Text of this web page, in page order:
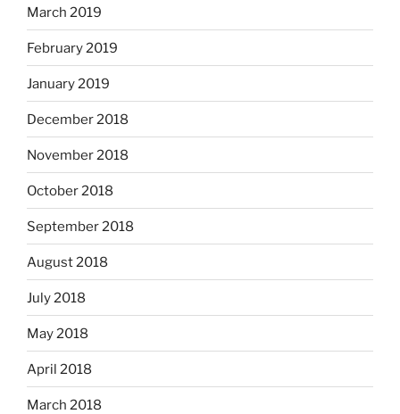
March 2019
February 2019
January 2019
December 2018
November 2018
October 2018
September 2018
August 2018
July 2018
May 2018
April 2018
March 2018